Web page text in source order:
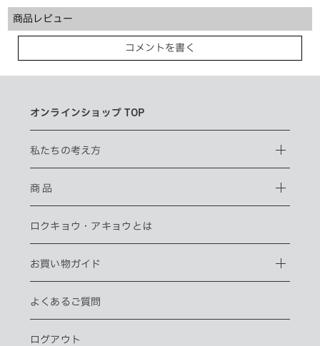
商品レビュー
コメントを書く
オンラインショップ TOP
私たちの考え方
商 品
ロクキョウ・ アキョウとは
お買い物ガイド
よくあるご質問
ログアウト